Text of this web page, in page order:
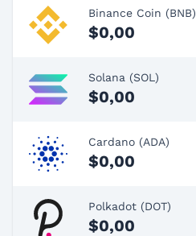
Binance Coin (BNB)
$0,00
Solana (SOL)
$0,00
Cardano (ADA)
$0,00
Polkadot (DOT)
$0,00